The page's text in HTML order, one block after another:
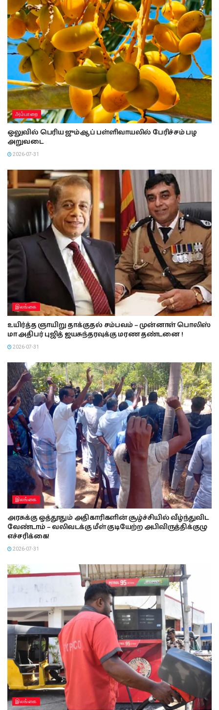
அம்பாறை
ஒலுவில் பெரிய ஜும்ஆப் பள்ளிவாயலில் பேரிச்சம் பழ
அறுவடை
2026-07-31
இலங்கை
உயிர்த்த ஞாயிறு தாக்குதல் சம்பவம் – முன்னாள் பொலிஸ்
மா அதிபர் புஜித் ஜயசுந்தரவுக்கு மரண தண்டனை !
2026-07-31
இலங்கை
அரசுக்கு ஒத்தூதும் அதிகாரிகளின் சூழ்ச்சியில் வீழ்ந்துவிட
வேண்டாம் – வலிவடக்கு மீள் குடியேற்ற அபிவிருத்திக்குழு
எச்சரிக்கை!
2026-07-31
இலங்கை